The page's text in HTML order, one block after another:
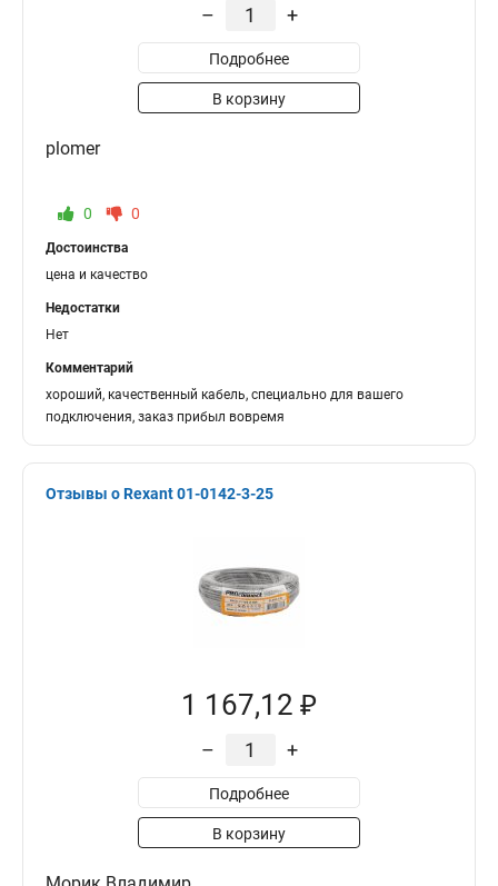
– +
Подробнее
В корзину
plomer
0 0
Достоинства
цена и качество
Недостатки
Нет
Комментарий
хороший, качественный кабель, специально для вашего
подключения, заказ прибыл вовремя
Отзывы о Rexant 01-0142-3-25
1 167,12 ₽
– +
Подробнее
В корзину